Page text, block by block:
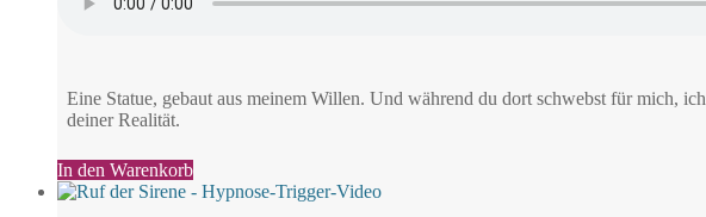
Eine Statue, gebaut aus meinem Willen. Und während du dort schwebst für mich,
deiner Realität.
In den Warenkorb